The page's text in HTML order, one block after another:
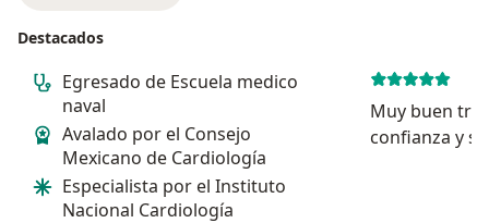
Destacados
Egresado de Escuela medico
naval
Avalado por el Consejo
Mexicano de Cardiología
Especialista por el Instituto
Nacional Cardiología
Muy buen
confianza y